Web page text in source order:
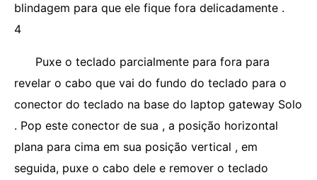
blindagem para que ele fique fora delicadamente .
4
Puxe o teclado parcialmente para fora para
revelar o cabo que vai do fundo do teclado para o
conector do teclado na base do laptop gateway Solo
. Pop este conector de sua , a posição horizontal
plana para cima em sua posição vertical , em
seguida, puxe o cabo dele e remover o teclado